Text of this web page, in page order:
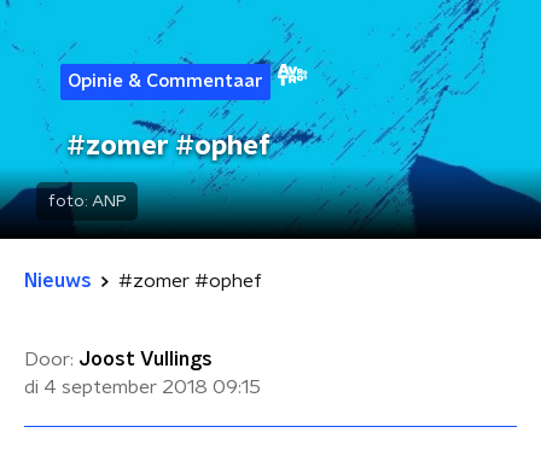
Opinie & Commentaar
#zomer #ophef
foto: ANP
Nieuws #zomer #ophef
Door: Joost Vullings
di 4 september 2018 09:15